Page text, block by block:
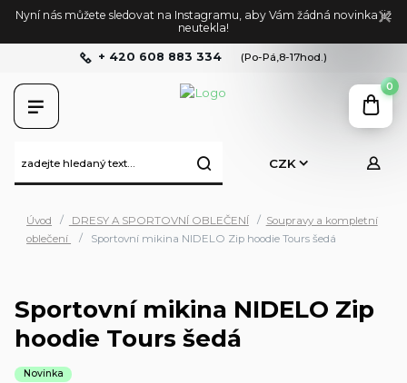
Nyní nás můžete sledovat na Instagramu, aby Vám žádná novinka již
neutekla!
CZK
+ 420 608 883 334 (Po-Pá,8-17hod.)
0
Úvod DRESY A SPORTOVNÍ OBLEČENÍ
Soupravy a kompletní
oblečení
Sportovní mikina NIDELO Zip hoodie Tours šedá
Sportovní mikina NIDELO Zip
hoodie Tours šedá
Novinka